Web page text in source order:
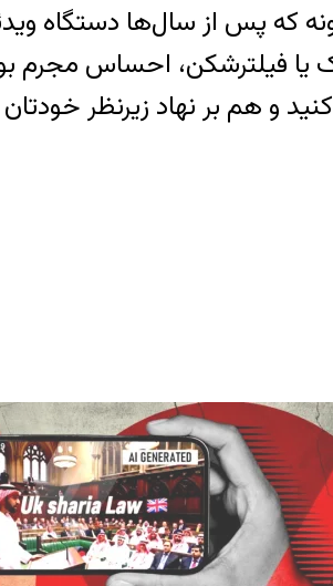
که پس از سال‌ها دستگاه
فیلترشکن، احساس مجرم
و هم بر نهاد زیرنظر